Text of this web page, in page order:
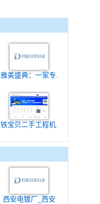
雅美盛典：一家专.
铁宝贝二手工程机.
西安电镀厂_西安